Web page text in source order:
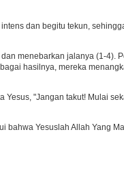
dan begitu tekun,
menebarkan jalanya (1-4).
hasilnya, mereka
Yesus, "Jangan takut! Mulai
bahwa Yesuslah Allah Yang